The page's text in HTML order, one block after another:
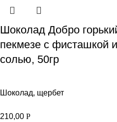
Шоколад Добро
пекмезе с фисташкой
солью, 50гр
Шоколад, щербет
210,00 Р